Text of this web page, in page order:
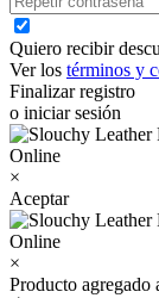
Quiero recibir
Ver los términos y
Finalizar registro
o iniciar sesión
×
Aceptar
×
Producto agregado